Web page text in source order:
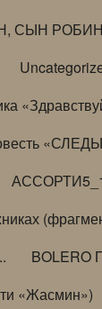
СЫН
BOLERO
«Жасмин»)